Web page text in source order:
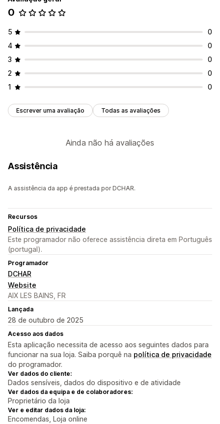
0
5
0
4
0
3
0
2
0
1
0
Escrever uma avaliação Todas as avaliações
Ainda não há avaliações
Assistência
A assistência da app é prestada por DCHAR.
Recursos
Política de privacidade
Este programador não oferece assistência direta em Português
(portugal).
Programador
DCHAR
Website
AIX LES BAINS, FR
Lançada
28 de outubro de 2025
Acesso aos dados
Esta aplicação necessita de acesso aos seguintes dados para
funcionar na sua loja. Saiba porquê na política de privacidade
do programador.
Ver dados do cliente:
Dados sensíveis, dados do dispositivo e de atividade
Ver dados da equipa e de colaboradores:
Proprietário da loja
Ver e editar dados da loja:
Encomendas, Loja online